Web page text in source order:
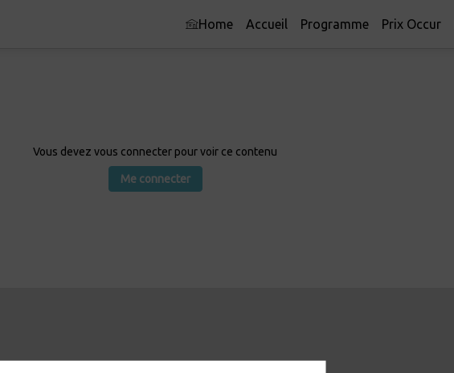
Home Accueil Programme Prix Occur
Vous devez vous connecter pour voir ce contenu
Me connecter